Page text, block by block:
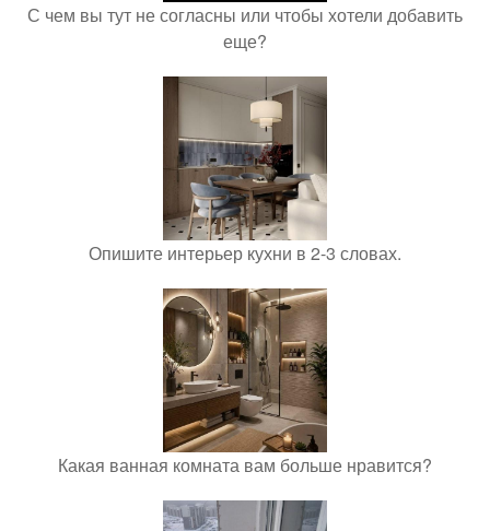
С чем вы тут не согласны или чтобы хотели добавить
еще?
Опишите интерьер кухни в 2-3 словах.
Какая ванная комната вам больше нравится?